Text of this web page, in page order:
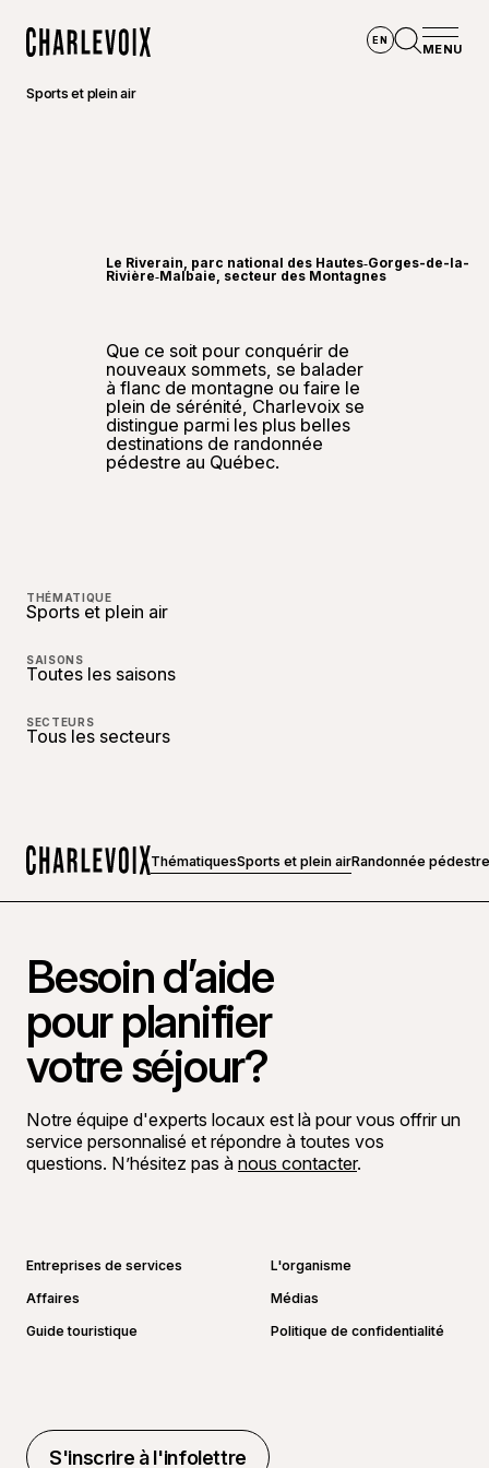
EN
MENU
Sports et plein air
Que ce soit pour conquérir de
nouveaux sommets, se balader
à flanc de montagne ou faire le
plein de sérénité, Charlevoix se
distingue parmi les plus belles
destinations de randonnée
pédestre au Québec.
Le Riverain, parc national des Hautes‑Gorges-de-la-
Rivière‑Malbaie, secteur des Montagnes
THÉMATIQUE
Sports et plein air
SAISONS
Toutes les saisons
SECTEURS
Tous les secteurs
ThématiquesSports et plein airRandonnée pédestre
Besoin d’aide
pour planifier
votre séjour?
Notre équipe d'experts locaux est là pour vous offrir un
service personnalisé et répondre à toutes vos
questions. N’hésitez pas à nous contacter.
Entreprises de services
L'organisme
Affaires
Médias
Guide touristique
Politique de confidentialité
S'inscrire à l'infolettre